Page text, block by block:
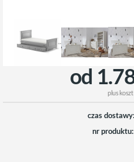
od
plus
czas dostawy:
nr produktu: